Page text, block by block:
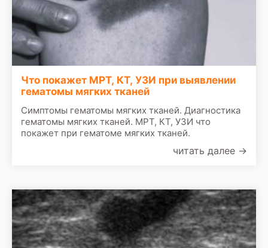
Что покажет МРТ, КТ, УЗИ при выявлении
гематомы мягких тканей
Симптомы гематомы мягких тканей. Диагностика
гематомы мягких тканей. МРТ, КТ, УЗИ что
покажет при гематоме мягких тканей.
читать далее →